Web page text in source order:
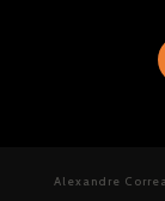
Alexandre